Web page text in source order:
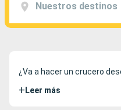
Nuestros destinos
¿Va a hacer un crucero
+ Leer más